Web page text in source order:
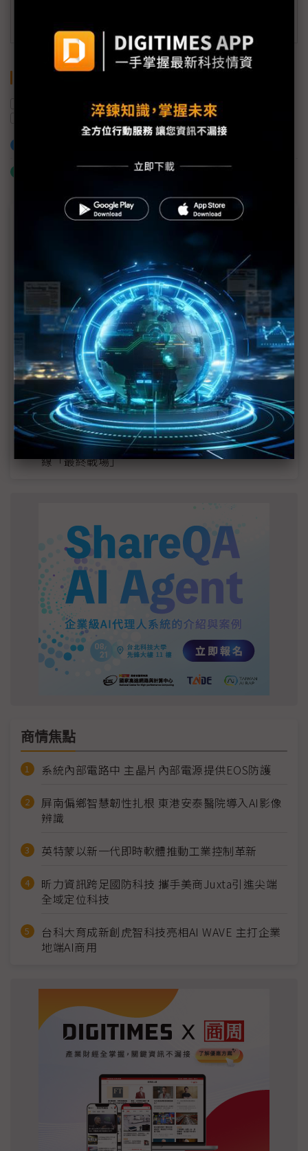
智慧工廠 IPC
樺漢科技
什麼是「關鍵字追蹤」
近７天熱門報導
MLCC訂單過熱、出貨比創高 村田示警全球AI基
建熱潮將趨緩
2027全年記憶體產能提前售罄 買家「祕而不
宣」只怕買不夠
英特爾EMIB良率達標 聯發科第2代ASIC產品
2028準時量產
SpaceX晶片採購大轉向 Elon Musk捨超微全面
採用NVIDIA
光進銅退更明確？ 聯發科估SerDes 448G為銅
線「最終戰場」
商情焦點
系統內部電路中 主晶片內部電源提供EOS防護
屏南偏鄉智慧韌性扎根 東港安泰醫院導入AI影像
辨識
英特蒙以新一代即時軟體推動工業控制革新
昕力資訊跨足國防科技 攜手美商Juxta引進尖端
全域定位科技
台科大育成新創虎智科技亮相AI WAVE 主打企業
地端AI商用